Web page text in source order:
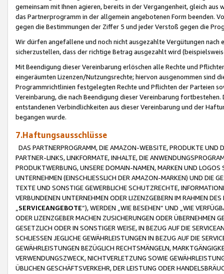
gemeinsam mit Ihnen agieren, bereits in der Vergangenheit, gleich
das Partnerprogramm in der allgemein angebotenen Form beenden.
gegen die Bestimmungen der Ziffer 5 und jeder Verstoß gegen die
Wir dürfen angefallene und noch nicht ausgezahlte Vergütungen
sicherzustellen, dass der richtige Betrag ausgezahlt wird
Mit Beendigung dieser Vereinbarung erlöschen alle Rechte und
eingeräumten Lizenzen/Nutzungsrechte; hiervon ausgenommen sind
Programmrichtlinien festgelegten Rechte und Pflichten der Parteien
Vereinbarung, die nach Beendigung dieser Vereinbarung
entstandenen Verbindlichkeiten aus dieser Vereinbarung und der
begangen wurde.
7.Haftungsausschlüsse
DAS PARTNERPROGRAMM, DIE AMAZON-WEBSITE, PRODUKTE UND
PARTNER-LINKS, LINKFORMATE, INHALTE, DIE
PRODUKTWERBUNG, UNSERE DOMAIN-NAMEN, MARKEN UND
UNTERNEHMEN (EINSCHLIESSLICH DER AMAZON-MARKEN) UND DIE
TEXTE UND SONSTIGE GEWERBLICHE SCHUTZRECHTE,
VERBUNDENEN UNTERNEHMEN ODER LIZENZGEBERN IM RAHMEN
SERVICEANGEBOTE“), WERDEN „WIE BESEHEN“ UND „WIE
ODER LIZENZGEBER MACHEN ZUSICHERUNGEN ODER ÜBERNEHMEN
GESETZLICH ODER IN SONSTIGER WEISE, IN BEZUG AUF DIE
SCHLIESSEN JEGLICHE GEWÄHRLEISTUNGEN IN BEZUG AUF DIE
GEWÄHRLEISTUNGEN BEZÜGLICH RECHTSMÄNGELN,
VERWENDUNGSZWECK, NICHTVERLETZUNG SOWIE
ÜBLICHEN GESCHÄFTSVERKEHR, DER LEISTUNG ODER